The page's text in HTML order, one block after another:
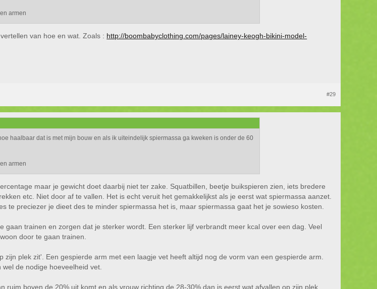
armen
van hoe en wat. Zoals : http://boombabyclothing.com/pages/lainey-keogh-bikini-model-
#29
haalbaar dat is met mijn bouw en als ik uiteindelijk spiermassa ga kweken is onder de 60
armen
maar je gewicht doet daarbij niet ter zake. Squatbillen, beetje buikspieren zien, iets bredere
etc. Niet door af te vallen. Het is echt veruit het gemakkelijkst als je eerst wat spiermassa aanzet.
te preciezer je dieet des te minder spiermassa het is, maar spiermassa gaat het je sowieso kosten.
gaan trainen en zorgen dat je sterker wordt. Een sterker lijf verbrandt meer kcal over een dag. Veel
door te gaan trainen.
plek zit'. Een gespierde arm met een laagje vet heeft altijd nog de vorm van een gespierde arm.
de nodige hoeveelheid vet.
ruim boven de 20% uit komt en als vrouw richting de 28-30% dan is eerst wat afvallen op zijn plek.